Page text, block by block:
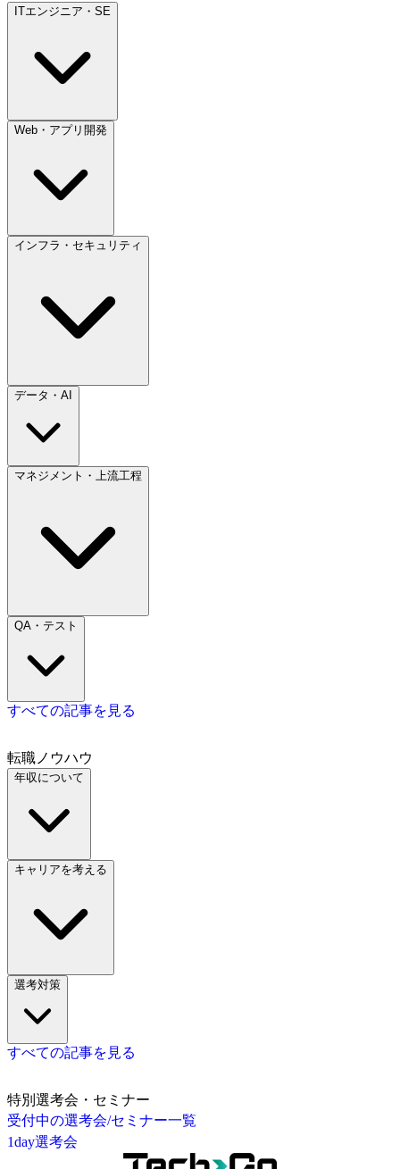
ITエンジニア・SE
Web・アプリ開発
インフラ・セキュリティ
データ・AI
マネジメント・上流工程
QA・テスト
すべての記事を見る
転職ノウハウ
年収について
キャリアを考える
選考対策
すべての記事を見る
特別選考会・セミナー
受付中の選考会/セミナー一覧
1day選考会